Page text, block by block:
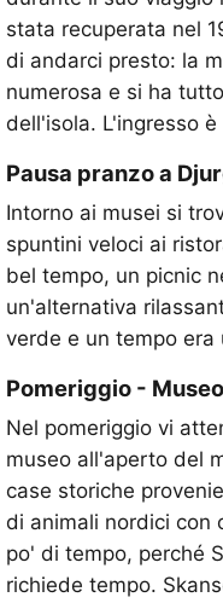
stata recuperata nel
di andarci presto: la
numerosa e si ha
dell'isola. L'ingresso
Pausa pranzo a
Intorno ai musei si
spuntini veloci ai
bel tempo, un picnic
un'alternativa
verde e un tempo era
Pomeriggio -
Nel pomeriggio vi
museo all'aperto del
case storiche
di animali nordici con
po' di tempo, perché
richiede tempo.